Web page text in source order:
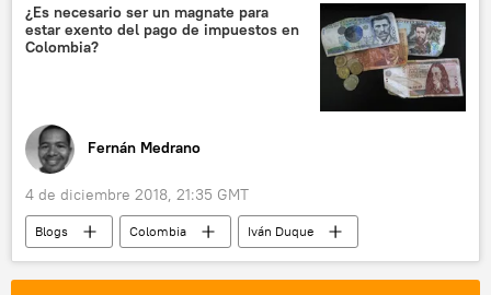
¿Es necesario ser un magnate para
estar exento del pago de impuestos en
Colombia?
Fernán Medrano
4 de diciembre 2018, 21:35 GMT
Blogs Colombia Iván Duque